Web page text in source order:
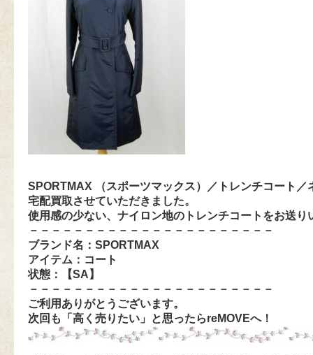
SPORTMAX （スポーツマックス）／トレンチコート／
宅配買取させていただきました。
使用感の少ない、ナイロン地のトレンチコートをお送り
－－－－－－－－－－－－－－－－－－－－－－
ブランド名： SPORTMAX
アイテム：コート
状態：【SA 】
－－－－－－－－－－－－－－－－－－－－－－
ご利用ありがとうございます。
次回も「高く売りたい」と思ったらreMOVEへ！